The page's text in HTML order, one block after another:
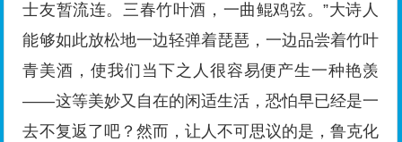
士友暂流连。三春竹叶酒，一曲鲲鸡弦。”大诗人
能够如此放松地一边轻弹着琵琶，一边品尝着竹叶
青美酒，使我们当下之人很容易便产生一种艳羡
——这等美妙又自在的闲适生活，恐怕早已经是一
去不复返了吧？然而，让人不可思议的是，鲁克化